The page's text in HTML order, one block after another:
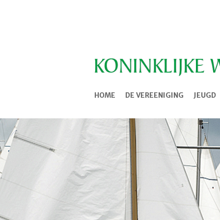
HOME DE VEREENIGING JEUGD